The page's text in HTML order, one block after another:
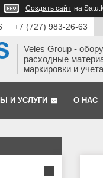
Создать сайт на
+7 (727) 983-26-63
Veles Group -
расходные
маркировки и учета
И УСЛУГИ О НАС